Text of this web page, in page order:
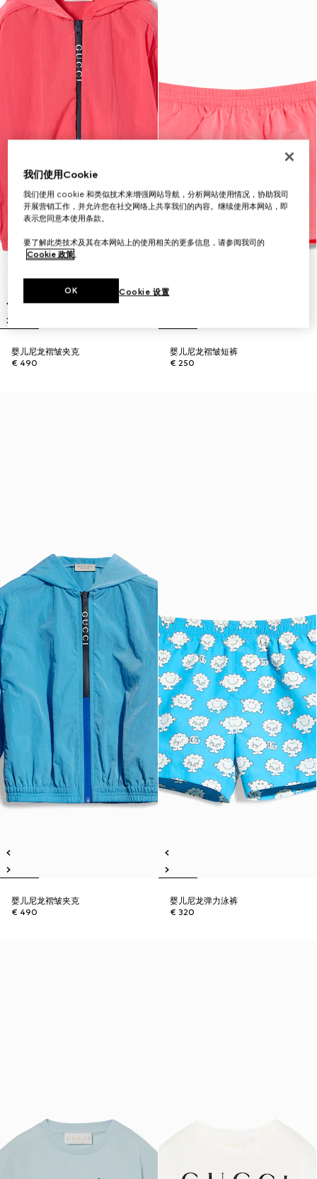
婴儿尼龙褶皱夹克
€ 490
婴儿尼龙褶皱短裤
€ 250
婴儿尼龙褶皱夹克
€ 490
婴儿尼龙弹力泳裤
€ 320
我们使用Cookie
我们使用 cookie 和类似技术来增强网站导航，分析网站使用情况，协助我司
开展营销工作，并允许您在社交网络上共享我们的内容。继续使用本网站，即
表示您同意本使用条款。
要了解此类技术及其在本网站上的使用相关的更多信息，请参阅我司的
Cookie 政策。
Cookie 设置
OK